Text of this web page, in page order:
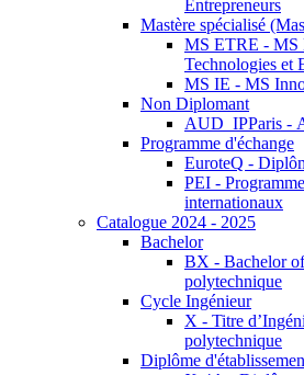
Entrepreneurs
Mastère spécialisé
MS ETRE - MS
Technologies et
MS IE - MS
Non Diplomant
AUD_IPParis -
Programme d'échange
EuroteQ -
PEI -
internationaux
Catalogue 2024 - 2025
Bachelor
BX - Bachelor
polytechnique
Cycle Ingénieur
X - Titre
polytechnique
Diplôme